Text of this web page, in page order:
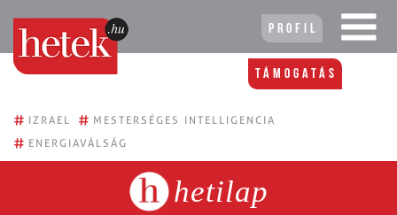
Profil
Támogatás
# IZRAEL # MESTERSÉGES INTELLIGENCIA
# ENERGIAVÁLSÁG
hetilap